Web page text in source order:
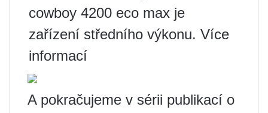
cowboy 4200 eco max je
zařízení středního výkonu. Více
informací
A pokračujeme v sérii publikací o